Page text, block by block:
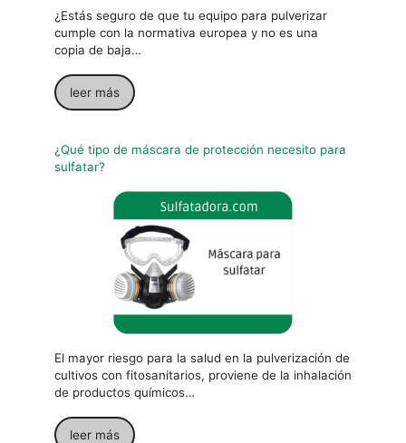
¿Estás seguro de que tu equipo para pulverizar
cumple con la normativa europea y no es una
copia de baja…
leer más
¿Qué tipo de máscara de protección necesito para
sulfatar?
El mayor riesgo para la salud en la pulverización de
cultivos con fitosanitarios, proviene de la inhalación
de productos químicos…
leer más